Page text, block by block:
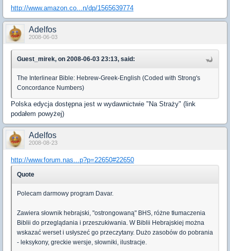
http://www.amazon.co...n/dp/1565639774
Adelfos
2008-06-03
Guest_mirek, on 2008-06-03 23:13, said:
The Interlinear Bible: Hebrew-Greek-English (Coded with Strong's
Concordance Numbers)
Polska edycja dostępna jest w wydawnictwie "Na Straży" (link
podałem powyżej)
Adelfos
2008-08-23
http://www.forum.nas...p?p=22650#22650
Quote
Polecam darmowy program Davar.
Zawiera słownik hebrajski, "ostrongowaną" BHS, różne tłumaczenia
Biblii do przeglądania i przeszukiwania. W Biblii Hebrajskiej można
wskazać werset i usłyszeć go przeczytany. Dużo zasobów do pobrania
- leksykony, greckie wersje, słowniki, ilustracje.